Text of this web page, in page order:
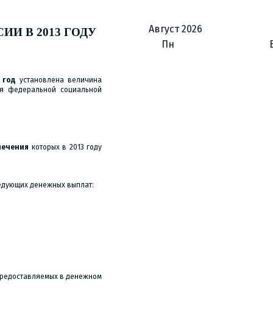
В 2013 ГОДУ
годустановлена величина
федеральной социальной
которых в 2013 году
денежных выплат:
в денежном
Август 2026
Пн